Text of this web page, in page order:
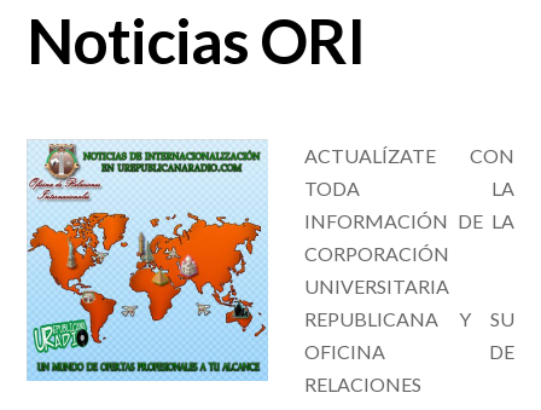
Noticias ORI
ACTUALÍZATE CON
TODA LA
INFORMACIÓN DE LA
CORPORACIÓN
UNIVERSITARIA
REPUBLICANA Y SU
OFICINA DE
RELACIONES